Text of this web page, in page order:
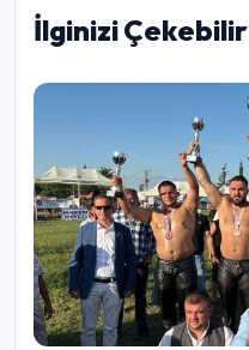
İlginizi Çekebilir